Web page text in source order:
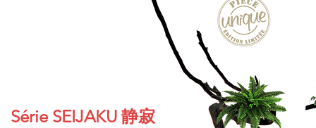
Série SEIJAKU 静寂